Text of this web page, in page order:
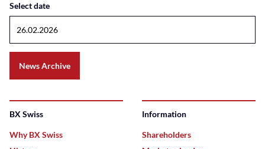
Select date
News Archive
BX Swiss
Why BX Swiss
Information
Shareholders